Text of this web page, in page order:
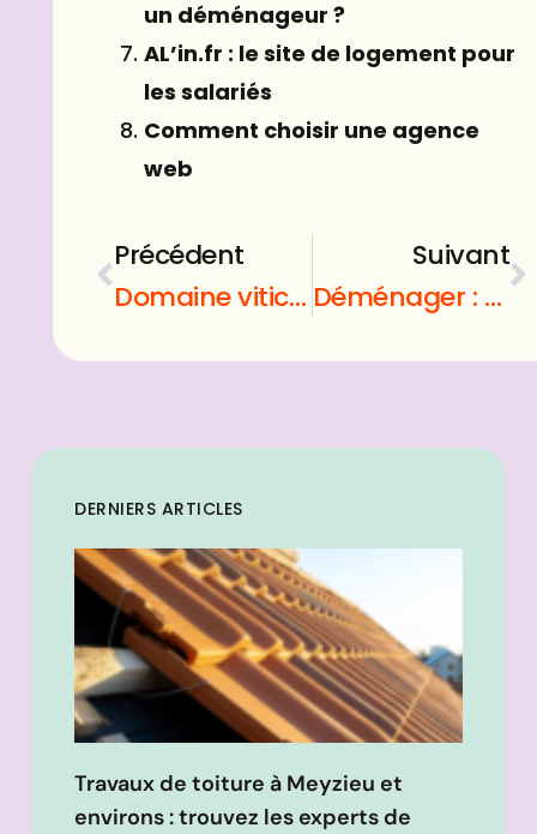
un déménageur ?
AL’in.fr : le site de logement pour
les salariés
Comment choisir une agence
web
Précédent
Domaine viticole : comment s’engager dans la viticulture durable ?
Suivant
Déménager : Quelle entreprise de déménagement pensez-vous choisir ?
DERNIERS ARTICLES
Travaux de toiture à Meyzieu et
environs : trouvez les experts de